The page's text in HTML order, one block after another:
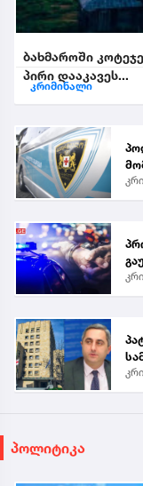
ბახმაროში
პირი დააკავეს...
კრიმინალი
პოლიტიკა